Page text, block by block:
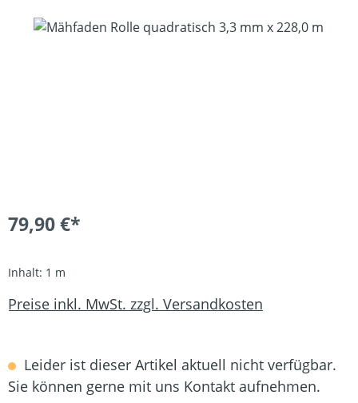
Bildergalerie überspringen
79,90 €*
Inhalt: 1 m
Preise inkl. MwSt. zzgl. Versandkosten
Leider ist dieser Artikel aktuell nicht verfügbar.
Sie können gerne mit uns Kontakt aufnehmen.